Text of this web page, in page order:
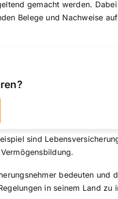
gemacht werden.
Belege und Nachweise
sind
bedeuten und
in seinem Land zu